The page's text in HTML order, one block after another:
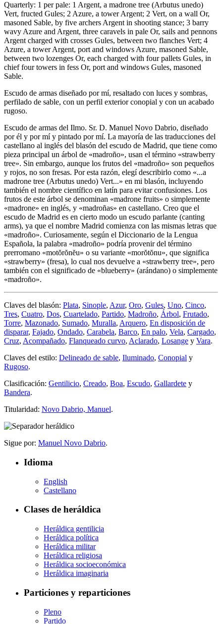
Quarterly: 1 per pale: 1 Argent, a madrone tree (Arbutus unedo)
Vert, fructed Gules; 2 Azure, a tower Argent; 2 Vert, on a wall Or,
masoned Sable, by five archers Argent in shooting stance; 3 barry
wavy Azure and Argent, three caravels in pale Or, sails and pennons
Argent charged with crosses Gules, between two flanches Vert; 4
Azure, a tower Argent, port and windows Azure, masoned Sable,
between two lozenges Or, each charged with four pallets Gules, in
chief four towers in fess Or, port and windows Gules, masoned
Sable.
Escudo de armas diseñado por mí, resaltado con luces y sombras,
perfilado de sable, con un perfil exterior conopial y con un acabado
rugoso.
Escudo de armas del Ilmo. Sr. D. Manuel Novo Dabrio, diseñado
por él y por mí y pintado por mí. La mayoría de las traducciones del
castellano al inglés del blasón del escudo de Madrid, que tiene como
pieza principal un árbol de «madroño», usan el término «strawberry
tree». Sin embargo, aunque los frutos del «madroño» son pequeños
y rojos, no son fresas. Por esta razón, elegí describirlo como «...a
madrone tree (Arbutus unedo) Vert...» en mi blasón, incluyendo
también el nombre científico en latín para evitar confusiones. Los
frutos de este árbol se denominan «madrone fruits» o simplemente
«madrone» en inglés, y «madroñas» en castellano. Creo que el
escudo de Madrid es en cierto modo un escudo parlante (canting
arms), ya que el nombre Madrid comienza con las mismas letras que
«madroño». Curiosamente, según el Diccionario de la Lengua
Española, la palabra «madroño» podría provenir del término
prerromano «motŏrŏnĕu» o su variante «morŏtŏnu», que significa
«strawberry» (fresa), lo cual nos devuelve a «strawberry tree», pero
también con el significado de «blueberry» (arándano) o simplemente
«madroño».
Claves del blasón: Plata, Sinople, Azur, Oro, Gules, Uno, Cinco,
Tres, Cuatro, Dos, Cuartelado, Partido, Madroño, Árbol, Frutado,
Torre, Mazonado, Sumado, Muralla, Arquero, En disposición de
disparar, Fajado, Ondado, Carabela, Barco, En palo, Vela, Cargado,
Cruz, Acompañado, Flanqueado curvo, Aclarado, Losange y Vara.
Claves del estilo: Delineado de sable, Iluminado, Conopial y
Rugoso.
Clasificación: Gentilicio, Creado, Boa, Escudo, Gallardete y
Bandera.
Titularidad: Novo Dabrio, Manuel.
Sigue por: Manuel Novo Dabrio.
Idioma
English
Castellano
Clases de heráldica
Heráldica gentilicia
Heráldica política
Heráldica militar
Heráldica religiosa
Heráldica socioeconómica
Heráldica imaginaria
Particiones y reparticiones
Pleno
Partido